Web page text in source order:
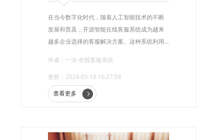
在当今数字化时代，随着人工智能技术的不断
发展和普及，开源智能在线客服系统成为越来
越多企业选择的客服解决方案。这种系统利用
率，降低成本，提升用户体验。
作者：一洽·在线客服系统
更新：2024-03-18 16:27:58
查看更多